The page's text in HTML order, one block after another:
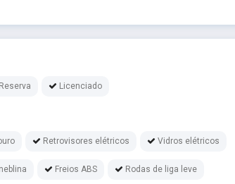
Licenciado
Retrovisores elétricos Vidros elétricos
Freios ABS Rodas de liga leve